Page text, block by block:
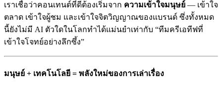
เราเชื่อว่าคอนเทนต์ที่ดีต้องเริ่มจาก ความเข้าใจมนุษย์ — เข้าใจ
ตลาด เข้าใจผู้ชม และเข้าใจจิตวิญญาณของแบรนด์ ซึ่งทั้งหมด
นี้ยังไม่มี AI ตัวใดในโลกทำได้แม่นยำเท่ากับ “ทีมครีเอทีฟที่
เข้าใจโจทย์อย่างลึกซึ้ง”
มนุษย์ + เทคโนโลยี = พลังใหม่ของการเล่าเรื่อง